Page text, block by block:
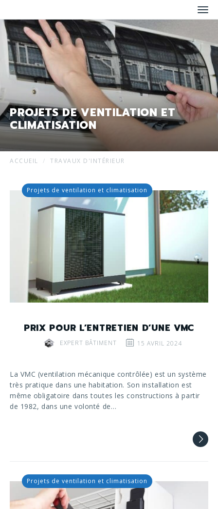
PROJETS DE VENTILATION ET
CLIMATISATION
ACCUEIL TRAVAUX D'INTÉRIEUR
PRIX POUR L’ENTRETIEN D’UNE VMC
EXPERT BÂTIMENT 15 AVRIL 2024
Projets de ventilation et climatisation
La VMC (ventilation mécanique contrôlée) est un système
très pratique dans une habitation. Son installation est
même obligatoire dans toutes les constructions à partir
de 1982, dans une volonté de…
Projets de ventilation et climatisation